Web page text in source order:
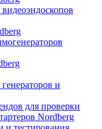
и
для проверки
Nordberg